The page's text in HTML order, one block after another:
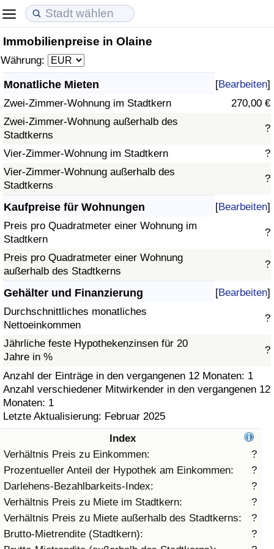
Immobilienpreise in Olaine
Währung:
Monatliche Mieten [Bearbeiten]
Zwei-Zimmer-Wohnung im Stadtkern
270,00 €
Zwei-Zimmer-Wohnung außerhalb des
Stadtkerns
?
Vier-Zimmer-Wohnung im Stadtkern
?
Vier-Zimmer-Wohnung außerhalb des
Stadtkerns
?
Kaufpreise für Wohnungen [Bearbeiten]
Preis pro Quadratmeter einer Wohnung im
Stadtkern
?
Preis pro Quadratmeter einer Wohnung
außerhalb des Stadtkerns
?
Gehälter und Finanzierung [Bearbeiten]
Durchschnittliches monatliches
Nettoeinkommen
?
Jährliche feste Hypothekenzinsen für 20
Jahre in %
?
Anzahl der Einträge in den vergangenen 12 Monaten: 1
Anzahl verschiedener Mitwirkender in den vergangenen 12
Monaten: 1
Letzte Aktualisierung: Februar 2025
Index
Verhältnis Preis zu Einkommen:
?
Prozentueller Anteil der Hypothek am Einkommen:
?
Darlehens-Bezahlbarkeits-Index:
?
Verhältnis Preis zu Miete im Stadtkern:
?
Verhältnis Preis zu Miete außerhalb des Stadtkerns:
?
Brutto-Mietrendite (Stadtkern):
?
Lebenshaltungskosten
Lebenshaltungskosten-Index (aktuell)
Lebenshaltungskosten-Index
Lebenshaltungskosten-Index nach Land
in Akaba
Immobilienpreise
Immobilienpreis-Index (aktuell)
Immobilienpreis-Index
Immobilienpreis-Index nach Land
Lebensqualität
Lebensqualität-Index
Lebensqualität-Index (aktuell)
Lebensqualitätsindex nach Land
Kriminalität
Kriminalitäts-Index (aktuell)
Kriminalitäts-Index
Kriminalitätsindex nach Land
Gesundheitsversorgung
Gesundheitsversorgungs-Index (aktuell)
Gesundheitsversorgungs-Index
Gesundheitsversorgungs-Index nach Land
Umweltverschmutzung
Umweltverschmutzungs-Index (aktuell)
Verschmutzungsindex
Umweltverschmutzungs-Index nach Land
Verkehr